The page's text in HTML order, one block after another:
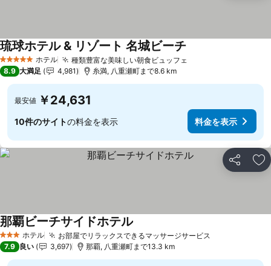
5 ホテルのランク
ホテル 種類豊富な美味しい朝食ビュッフェ
琉球ホテル & リゾート 名城ビーチ
8.9 大満足 4,981 糸満, 八重瀬町まで8.6 km
最安値 ￥24,631
10件のサイトの料金を表示 料金を表示
シェア お
3 ホテルのランク
ホテル お部屋でリラックスできるマッサージサービス
那覇ビーチサイドホテル
7.9 良い 3,697 那覇, 八重瀬町まで13.3 km